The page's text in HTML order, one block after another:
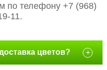
по телефону +7 (968)
11.
цветов? +